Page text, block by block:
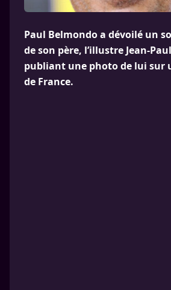
Paul Belmondo a dévoilé un
de son père, l’illustre Jean-
publiant une photo de lui sur
de France.